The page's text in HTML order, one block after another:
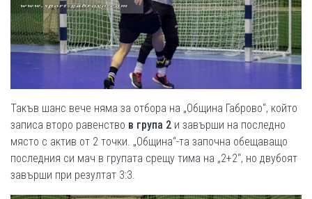
Такъв шанс вече няма за отбора на „Община Габрово“, който
записа второ равенство в група 2 и завърши на последно
място с актив от 2 точки. „Община“-та започна обещаващо
последния си мач в групата срещу тима на „2+2“, но двубоят
завърши при резултат 3:3.